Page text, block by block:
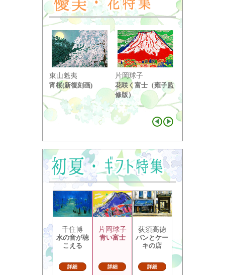
東山魁夷
宵桜(新復刻画)
片岡球子
花咲く富士（雍子監
修版）
千住博
水の音が聴
こえる
詳細
片岡球子
青い富士
詳細
荻須高徳
パンとケー
キの店
詳細